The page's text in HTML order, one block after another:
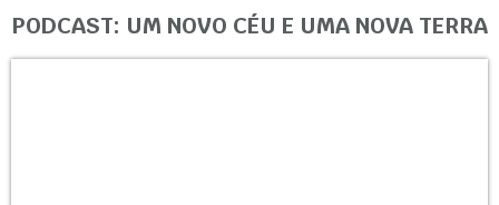
PODCAST: UM NOVO CÉU E UMA NOVA TERRA